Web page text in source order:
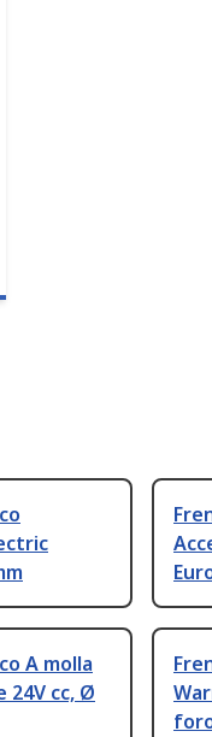
A molla
24V cc, Ø